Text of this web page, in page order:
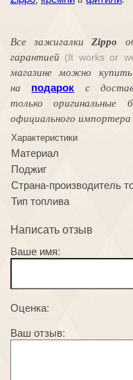
Все зажигалкиZippo
гарантией (It works or
магазине можно
на подарок с
только оригинальные
официального импортера
Характеристики
Материал
Поджиг
Страна-производитель
Тип топлива
Написать отзыв
Ваше имя:
Оценка:
Ваш отзыв: